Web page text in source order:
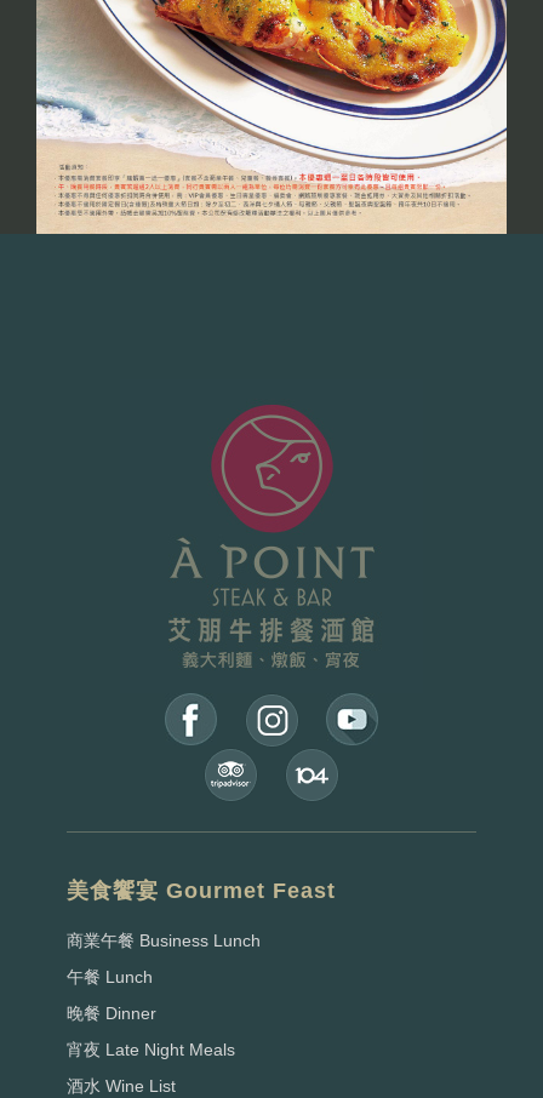
美食饗宴 Gourmet Feast
商業午餐 Business Lunch
午餐 Lunch
晚餐 Dinner
宵夜 Late Night Meals
酒水 Wine List